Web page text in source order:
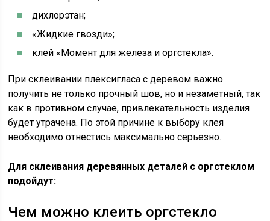
дихлорэтан;
«Жидкие гвозди»;
клей «Момент для железа и оргстекла».
При склеивании плексигласа с деревом важно
получить не только прочный шов, но и незаметный, так
как в противном случае, привлекательность изделия
будет утрачена. По этой причине к выбору клея
необходимо отнестись максимально серьезно.
Для склеивания деревянных деталей с оргстеклом
подойдут:
Чем можно клеить оргстекло